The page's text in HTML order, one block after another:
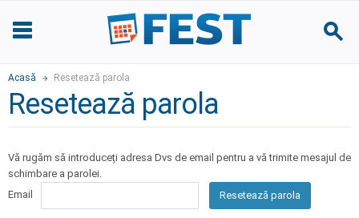
Acasă Resetează parola
Resetează parola
Vă rugăm să introduceți adresa Dvs de email pentru a vă trimite mesajul de
schimbare a parolei.
Email
Resetează parola